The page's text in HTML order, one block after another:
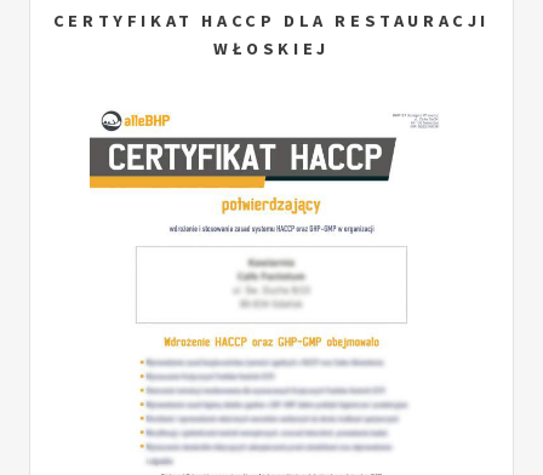
CERTYFIKAT HACCP DLA RESTAURACJI
WŁOSKIEJ